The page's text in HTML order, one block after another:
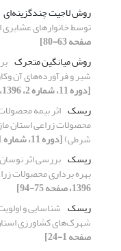
روش لاجیت چندگزینه‌ای
توسط خانوارهای
صفحه 63-80]
روش میانگین متحرک
شیر و فرآورده‌های آن
[دوره 11، شماره 2، 1396، صفحه 115-133]
ریسک اثر بیمه
محصولات زراعی استان
شرطی)[دوره 11، شماره 1، 1396، صفحه 111-132]
ریسک بررسی اثر
بهره برداری محصولات
1396، صفحه 75-94]
ریسک شناسایی و
شهرک‌های کشاورزی
صفحه 1-24]